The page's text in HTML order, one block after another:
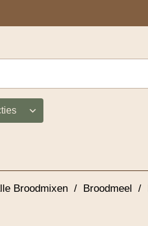
Broodmixen / Broodmeel /